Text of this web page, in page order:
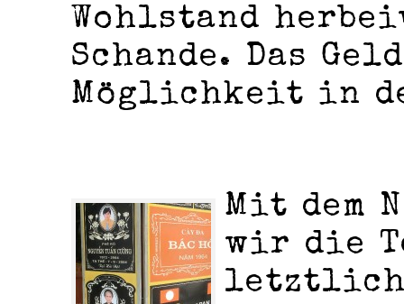
Wohlstand
Schande. Das
Möglichkeit in
Mit dem
wir die
letztlich